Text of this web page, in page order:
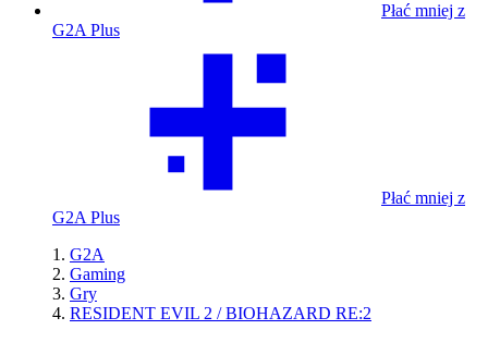
Płać mniej z
G2A Plus
Płać mniej z
G2A Plus
G2A
Gaming
Gry
RESIDENT EVIL 2 / BIOHAZARD RE:2